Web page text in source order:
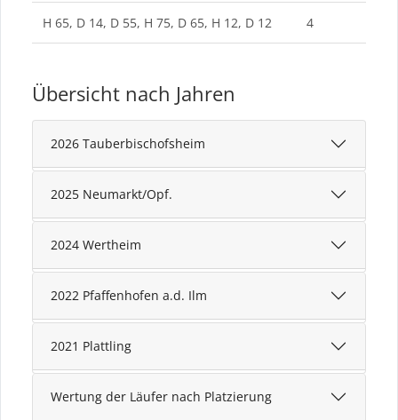
H 65, D 14, D 55, H 75, D 65, H 12, D 12 4
Übersicht nach Jahren
2026 Tauberbischofsheim
2025 Neumarkt/Opf.
2024 Wertheim
2022 Pfaffenhofen a.d. Ilm
2021 Plattling
Wertung der Läufer nach Platzierung